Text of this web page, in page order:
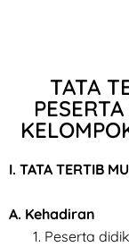
TATA
I. TATA TERTIB
A. Kehadiran
Peserta